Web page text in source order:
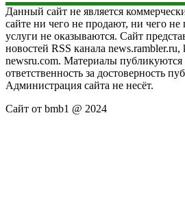
Данный сайт не является
сайте ни чего не продают, ни чего
услуги не оказываются. Сайт
новостей RSS канала news.rambler.ru,
newsru.com. Материалы публикуются
ответственность за достоверность
Администрация сайта не несёт.
Сайт от bmb1 @ 2024